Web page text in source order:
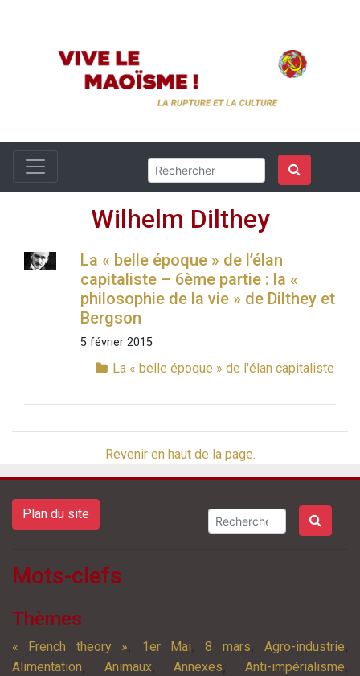
Wilhelm Dilthey
La « belle époque » de l’élan
capitaliste – 6ème partie : la «
philosophie de la vie » de Dilthey et
Bergson
5 février 2015
La « belle époque » de l'élan capitaliste
Revenir en haut de la page.
Plan du site
Mots-clefs
Thèmes
« French theory », 1er Mai,8 mars, Agro-industrie,
Alimentation, Animaux,Annexes,Anti-impérialisme,